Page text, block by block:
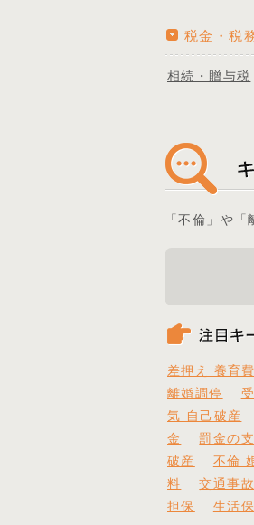
税金・税
相続・贈与税
「不倫」や
差押え 養育費
離婚調停
気 自己破産
金
罰金の
破産
不倫
料
交通事
担保
生活